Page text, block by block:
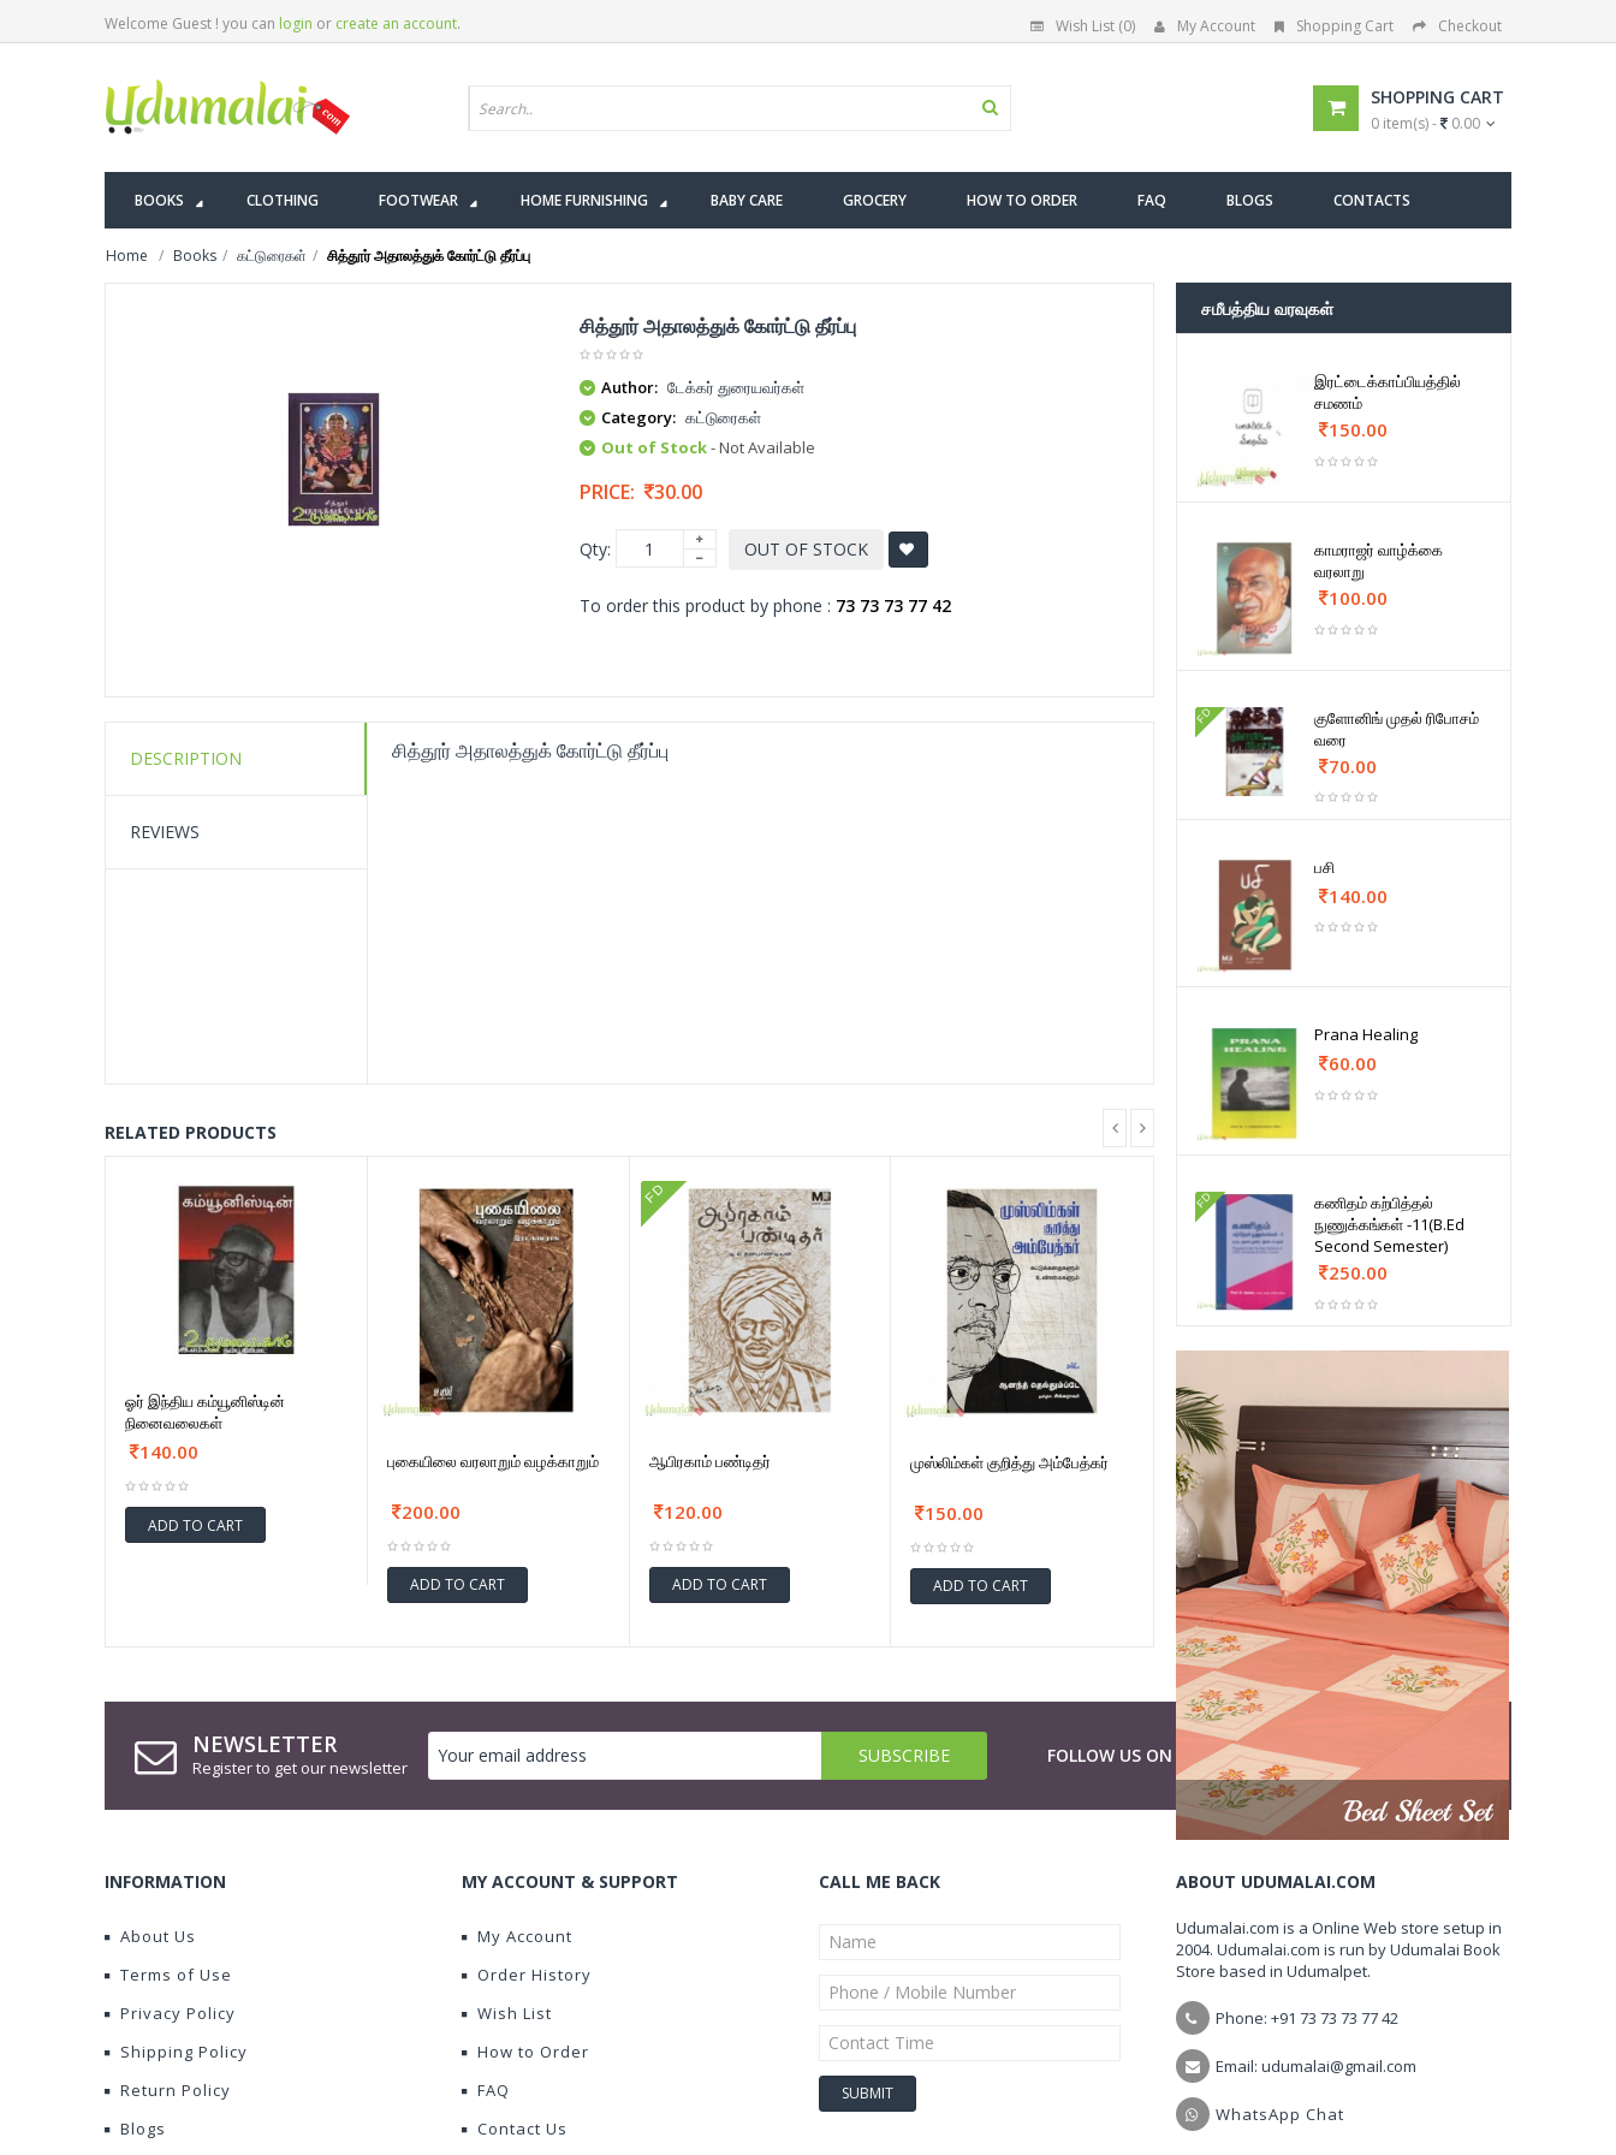
Welcome Guest ! you can login or create an account. Wish List (0) My Account Shopping Cart Checkout
SHOPPING CART
0 item(s) - 0.00
BOOKS CLOTHING FOOTWEAR HOME FURNISHING BABY CARE GROCERY HOW TO ORDER FAQ BLOGS CONTACTS
Home Books கட்டுரைகள் சித்தூர் அதாலத்துக் கோர்ட்டு தீர்ப்பு
சித்தூர் அதாலத்துக் கோர்ட்டு தீர்ப்பு
Author: டேக்கர் துரையவர்கள்
Category: கட்டுரைகள்
Out of Stock- Not Available
PRICE: 30.00
Qty: OUT OF STOCK
To order this product by phone : 73 73 73 77 42
DESCRIPTION
REVIEWS
சித்தூர் அதாலத்துக் கோர்ட்டு தீர்ப்பு
RELATED PRODUCTS
ஓர் இந்திய கம்யூனிஸ்டின்
நினைவலைகள்
140.00
ADD TO CART
புகையிலை வரலாறும் வழக்காறும்
200.00
ADD TO CART
FD
ஆபிரகாம் பண்டிதர்
120.00
ADD TO CART
முஸ்லிம்கள் குறித்து அம்பேத்கர்
150.00
ADD TO CART
சமீபத்திய வரவுகள்
இரட்டைக்காப்பியத்தில்
சமணம்
150.00
காமராஜர் வாழ்க்கை
வரலாறு
100.00
FD
குளோனிங் முதல் ரிபோசம்
வரை
70.00
பசி
140.00
Prana Healing
60.00
FD
கணிதம் கற்பித்தல்
நுணுக்கங்கள் -11(B.Ed
Second Semester)
250.00
NEWSLETTER
Register to get our newsletter
FOLLOW US ON
INFORMATION
About Us
Terms of Use
Privacy Policy
Shipping Policy
Return Policy
Blogs
MY ACCOUNT & SUPPORT
My Account
Order History
Wish List
How to Order
FAQ
Contact Us
CALL ME BACK ABOUT UDUMALAI.COM
Udumalai.com is a Online Web store setup in
2004. Udumalai.com is run by Udumalai Book
Store based in Udumalpet.
Phone: +91 73 73 73 77 42
Email: udumalai@gmail.com
WhatsApp Chat